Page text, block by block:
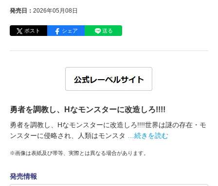
発売日： 2026年05月08日
ポスト シェア 送る
勇者を調教し、Hなモンスターに改造しろ!!!!
勇者を調教し、Hなモンスターに改造しろ!!!!世界は謎の存在・モ
ンスターに侵略され、人類はモンスタ
…続きを読む
※画像は表紙及び帯等、実際とは異なる場合があります。
発売情報